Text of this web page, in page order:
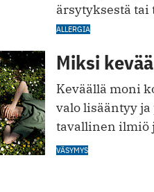
ärsytyksestä tai
ALLERGIA
Miksi
Keväällä moni
valo lisääntyy
tavallinen ilmiö
VÄSYMYS